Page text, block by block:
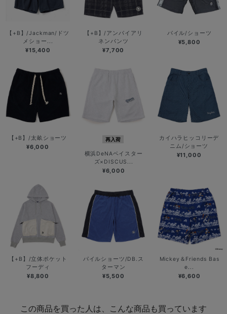
【+B】/Jackman/ドツ
メショー...
¥15,400
【+B】/アンパイアリ
ネンパンツ
¥7,700
パイル/ショーツ
¥5,800
【+B】/太畝ショーツ
¥6,000
再入荷
横浜DeNAベイスター
ズ×DISCUS...
¥6,000
カイハラヒッコリーデ
ニム/ショーツ
¥11,000
【+B】/立体ポケット
フーディ
¥8,800
パイルショーツ/DB.ス
ターマン
¥5,500
Mickey＆Friends Bas
e...
¥6,600
この商品を買った人は、こんな商品も買っています